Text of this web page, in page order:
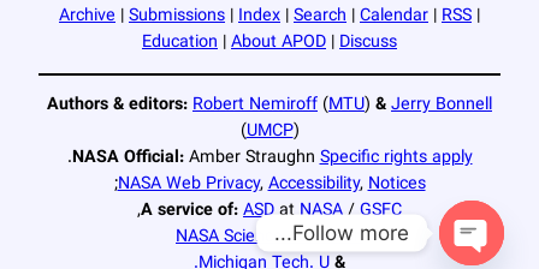
و
Archive |Submissions |Index |Search |Calendar |RSS |
Education |About APOD |Discuss
Authors & editors:Robert Nemiroff (MTU) &Jerry Bonnell
(UMCP)
NASA Official:Amber StraughnSpecific rights apply
.
NASA Web Privacy,Accessibility,Notices
;
A service of:ASDat NASA/GSFC
,
NASA Science Activation
Follow more...